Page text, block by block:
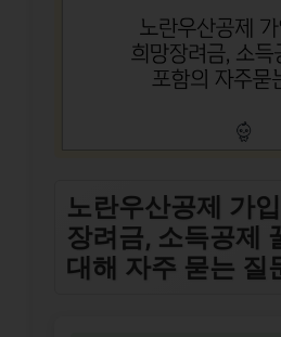
노란우산공제 가
장려금, 소득공제
대해 자주 묻는 질